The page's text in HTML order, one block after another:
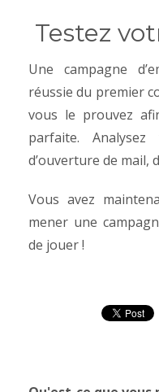
Testez
Une campagne
réussie du premier
vous le prouvez
parfaite.
d’ouverture de mail,
Vous avez
mener une
de jouer !